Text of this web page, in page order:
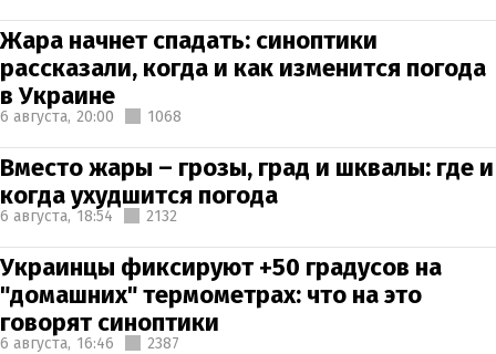
Жара начнет спадать: синоптики
рассказали, когда и как изменится погода
в Украине
6 августа, 20:00 1068
Вместо жары – грозы, град и шквалы: где и
когда ухудшится погода
6 августа, 18:54 2132
Украинцы фиксируют +50 градусов на
"домашних" термометрах: что на это
говорят синоптики
6 августа, 16:46 2387